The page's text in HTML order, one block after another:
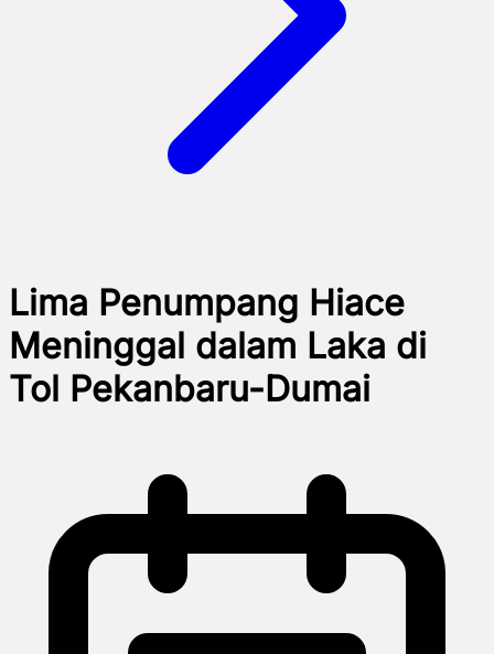
Lima Penumpang Hiace
Meninggal dalam Laka di
Tol Pekanbaru-Dumai